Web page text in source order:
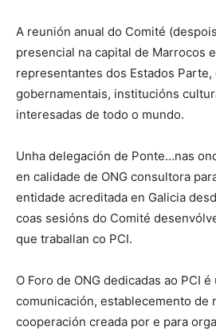
A reunión anual do Comité
presencial na capital de Marrocos
representantes dos Estados
gobernamentais, institucións
interesadas de todo o mundo.
Unha delegación de Ponte…nas
en calidade de ONG consultora
entidade acreditada en Galicia
coas sesións do Comité
que traballan co PCI.
O Foro de ONG dedicadas ao PCI
comunicación, establecemento de
cooperación creada por e para